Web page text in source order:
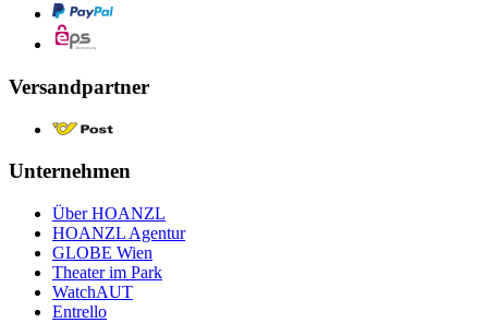
Versandpartner
Unternehmen
Über HOANZL
HOANZL Agentur
GLOBE Wien
Theater im Park
WatchAUT
Entrello